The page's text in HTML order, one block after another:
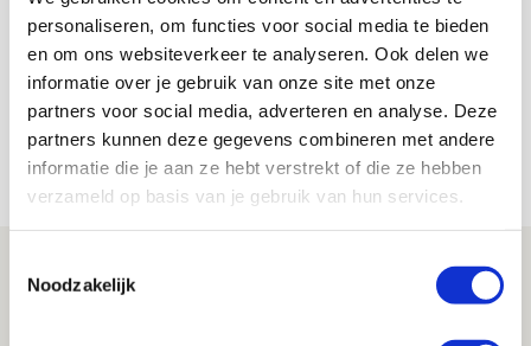
personaliseren, om functies voor social media te bieden
en om ons websiteverkeer te analyseren. Ook delen we
informatie over je gebruik van onze site met onze
partners voor social media, adverteren en analyse. Deze
partners kunnen deze gegevens combineren met andere
informatie die je aan ze hebt verstrekt of die ze hebben
verzameld op basis van je gebruik van hun services.
Noodzakelijk
De Redactie
Bekijk alle berichten van De Redactie
Net binnen //
Is dit de laatste wallpaper van Godts in
de Johan Cruijff Arena?